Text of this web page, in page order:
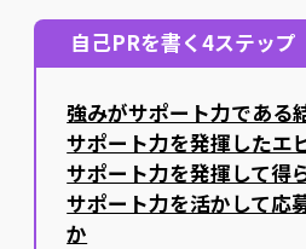
自己PRを書く4ステップ
強みがサポート力である
サポート力を発揮したエ
サポート力を発揮して得
サポート力を活かして応
か